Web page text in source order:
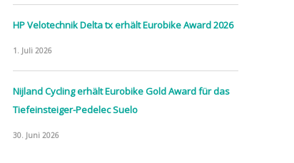
HP Velotechnik Delta tx erhält Eurobike Award 2026
1. Juli 2026
Nijland Cycling erhält Eurobike Gold Award für das
Tiefeinsteiger-Pedelec Suelo
30. Juni 2026